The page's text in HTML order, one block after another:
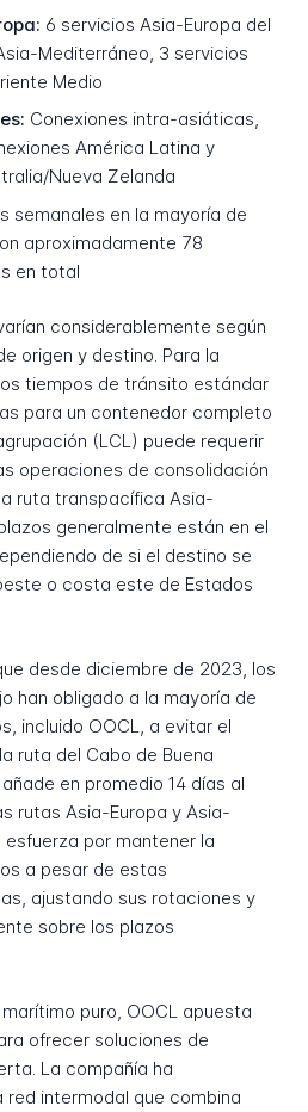
6 servicios Asia-Europa del
Mediterráneo, 3 servicios
Medio
Conexiones intra-asiáticas,
América Latina y
Nueva Zelanda
semanales en la mayoría de
aproximadamente 78
en total
considerablemente según
origen y destino. Para la
tiempos de tránsito estándar
para un contenedor completo
(LCL) puede requerir
operaciones de consolidación
ruta transpacífica Asia-
generalmente están en el
de si el destino se
o costa este de Estados
desde diciembre de 2023, los
han obligado a la mayoría de
incluido OOCL, a evitar el
ruta del Cabo de Buena
en promedio 14 días al
rutas Asia-Europa y Asia-
por mantener la
a pesar de estas
ajustando sus rotaciones y
sobre los plazos
puro, OOCL apuesta
ofrecer soluciones de
La compañía ha
red intermodal que combina